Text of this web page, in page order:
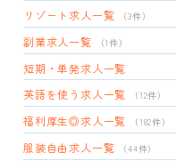
リゾート求人一覧 （3件）
副業求人一覧 （1件）
短期・単発求人一覧
英語を使う求人一覧
（12件）
福利厚生◎求人一覧 （182件）
服装自由求人一覧 （44件）